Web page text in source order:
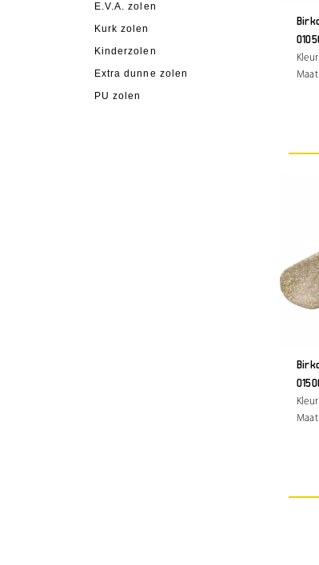
E.V.A. zolen
Kurk zolen
Kinderzolen
Extra dunne zolen
PU zolen